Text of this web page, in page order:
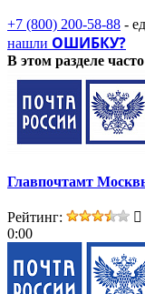
+7 (800) 200-58-88 -
нашли ОШИБКУ?
В этом разделе
Главпочтамт
Рейтинг:
0:00